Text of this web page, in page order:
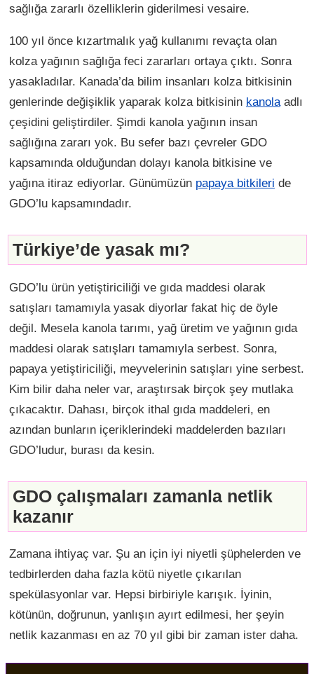
sağlığa zararlı özelliklerin giderilmesi vesaire.
100 yıl önce kızartmalık yağ kullanımı revaçta olan
kolza yağının sağlığa feci zararları ortaya çıktı. Sonra
yasakladılar. Kanada’da bilim insanları kolza bitkisinin
genlerinde değişiklik yaparak kolza bitkisinin kanolaadlı
çeşidini geliştirdiler. Şimdi kanola yağının insan
sağlığına zararı yok. Bu sefer bazı çevreler GDO
kapsamında olduğundan dolayı kanola bitkisine ve
yağına itiraz ediyorlar. Günümüzün papaya bitkileri de
GDO’lu kapsamındadır.
Türkiye’de yasak mı?
GDO’lu ürün yetiştiriciliği ve gıda maddesi olarak
satışları tamamıyla yasak diyorlar fakat hiç de öyle
değil. Mesela kanola tarımı, yağ üretim ve yağının gıda
maddesi olarak satışları tamamıyla serbest. Sonra,
papaya yetiştiriciliği, meyvelerinin satışları yine serbest.
Kim bilir daha neler var, araştırsak birçok şey mutlaka
çıkacaktır. Dahası, birçok ithal gıda maddeleri, en
azından bunların içeriklerindeki maddelerden bazıları
GDO’ludur, burası da kesin.
GDO çalışmaları zamanla netlik
kazanır
Zamana ihtiyaç var. Şu an için iyi niyetli şüphelerden ve
tedbirlerden daha fazla kötü niyetle çıkarılan
spekülasyonlar var. Hepsi birbiriyle karışık. İyinin,
kötünün, doğrunun, yanlışın ayırt edilmesi, her şeyin
netlik kazanması en az 70 yıl gibi bir zaman ister daha.